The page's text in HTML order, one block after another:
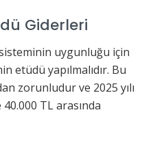
Giderleri
sisteminin uygunluğu için
etüdü yapılmalıdır. Bu
zorunludur ve 2025 yılı
TL arasında